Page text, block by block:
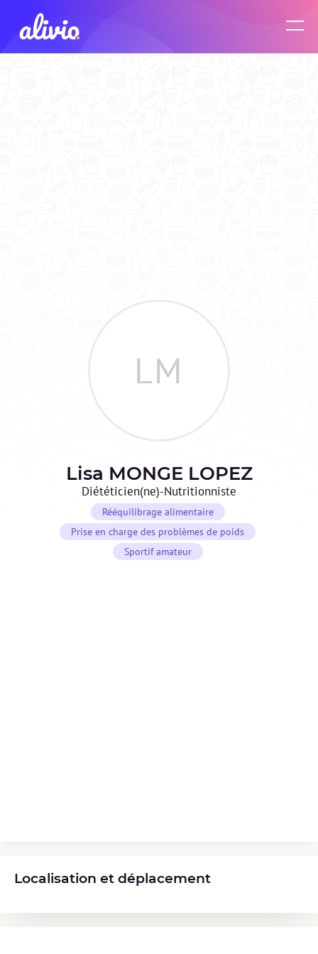
LM
Lisa MONGE LOPEZ
Diététicien(ne)-Nutritionniste
Rééquilibrage alimentaire
Prise en charge des problèmes de poids
Sportif amateur
Localisation et déplacement